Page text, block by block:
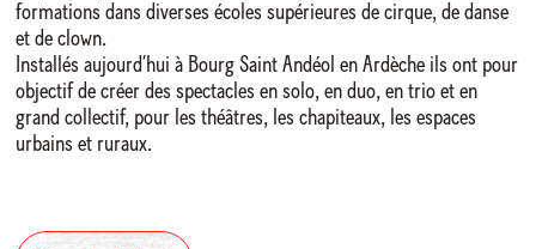
formations dans diverses écoles supérieures de cirque, de danse
et de clown.
Installés aujourd’hui à Bourg Saint Andéol en Ardèche ils ont pour
objectif de créer des spectacles en solo, en duo, en trio et en
grand collectif, pour les théâtres, les chapiteaux, les espaces
urbains et ruraux.